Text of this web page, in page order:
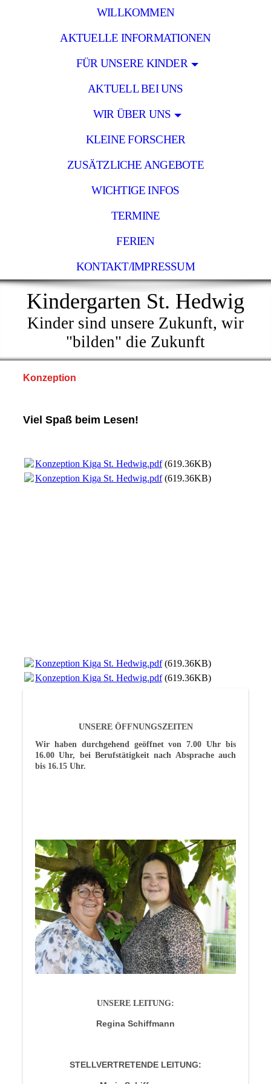
WILLKOMMEN
AKTUELLE INFORMATIONEN
FÜR UNSERE KINDER
AKTUELL BEI UNS
WIR ÜBER UNS
KLEINE FORSCHER
ZUSÄTZLICHE ANGEBOTE
WICHTIGE INFOS
TERMINE
FERIEN
KONTAKT/IMPRESSUM
Kindergarten St. Hedwig
Kinder sind unsere Zukunft, wir
"bilden" die Zukunft
Konzeption
Viel Spaß beim Lesen!
Konzeption Kiga St. Hedwig.pdf(619.36KB)
Konzeption Kiga St. Hedwig.pdf(619.36KB)
Konzeption Kiga St. Hedwig.pdf(619.36KB)
Konzeption Kiga St. Hedwig.pdf(619.36KB)
UNSERE ÖFFNUNGSZEITEN
Wir haben durchgehend geöffnet von 7.00 Uhr bis
16.00 Uhr, bei Berufstätigkeit nach Absprache auch
bis 16.15 Uhr.
UNSERE LEITUNG:
Regina Schiffmann
STELLVERTRETENDE LEITUNG: